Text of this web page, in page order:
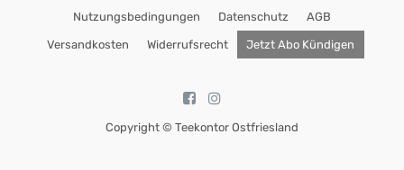
Nutzungsbedingungen Datenschutz AGB
Versandkosten Widerrufsrecht Jetzt Abo Kündigen
Copyright © Teekontor Ostfriesland